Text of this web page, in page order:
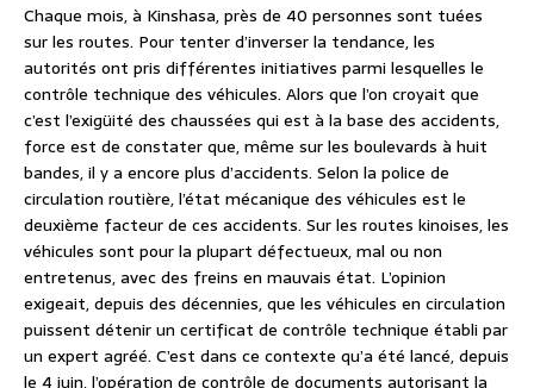
Chaque mois, à Kinshasa, près de 40 personnes sont tuées
sur les routes. Pour tenter d’inverser la tendance, les
autorités ont pris différentes initiatives parmi lesquelles le
contrôle technique des véhicules. Alors que l’on croyait que
c’est l’exigüité des chaussées qui est à la base des accidents,
force est de constater que, même sur les boulevards à huit
bandes, il y a encore plus d’accidents. Selon la police de
circulation routière, l’état mécanique des véhicules est le
deuxième facteur de ces accidents. Sur les routes kinoises, les
véhicules sont pour la plupart défectueux, mal ou non
entretenus, avec des freins en mauvais état. L’opinion
exigeait, depuis des décennies, que les véhicules en circulation
puissent détenir un certificat de contrôle technique établi par
un expert agréé. C’est dans ce contexte qu’a été lancé, depuis
le 4 juin, l’opération de contrôle de documents autorisant la